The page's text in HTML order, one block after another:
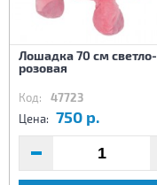
Лошадка 70 см светло-
розовая
Код: 47723
Цена: 750 р.